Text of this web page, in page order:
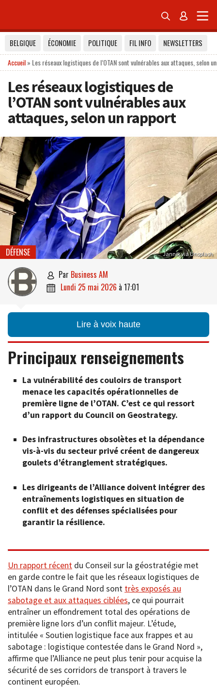
 
BELGIQUE ÉCONOMIE POLITIQUE FIL INFO
NEWSLETTERS
Accueil» Les réseaux logistiques de l’OTAN sont vulnérables aux attaques, selon
Les réseaux logistiques de
l’OTAN sont vulnérables aux
attaques, selon un rapport
Jannik via Unsplash
DÉFENSE
 par Business AM
 lundi 25 mai 2026 à 17:01
Lire à voix haute
Principaux renseignements
La vulnérabilité des couloirs de transport
menace les capacités opérationnelles de
première ligne de l’OTAN. C’est ce qui ressort
d’un rapport du Council on Geostrategy.
Des infrastructures obsolètes et la dépendance
vis-à-vis du secteur privé créent de dangereux
goulets d’étranglement stratégiques.
Les dirigeants de l’Alliance doivent intégrer des
entraînements logistiques en situation de
conflit et des défenses spécialisées pour
garantir la résilience.
Un rapport récent du Conseil sur la géostratégie met
en garde contre le fait que les réseaux logistiques de
l’OTAN dans le Grand Nord sont très exposés au
sabotage et aux attaques ciblées, ce qui pourrait
entraîner un effondrement total des opérations de
première ligne lors d’un conflit majeur. L’étude,
intitulée « Soutien logistique face aux frappes et au
sabotage : logistique contestée dans le Grand Nord »,
affirme que l’Alliance ne peut plus tenir pour acquise la
sécurité de ses corridors de transport à travers le
continent européen.